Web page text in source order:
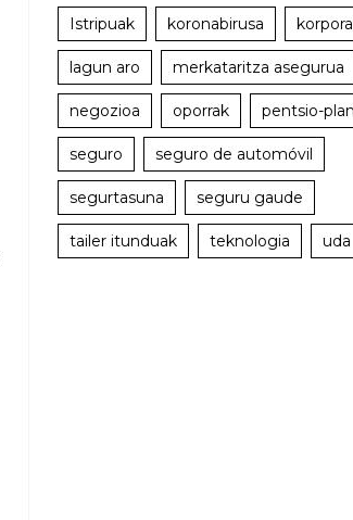
Istripuak koronabirusa
lagun aro merkataritza asegurua
negozioa oporrak pentsio-
seguro seguro de automóvil
segurtasuna seguru gaude
tailer itunduak teknologia uda